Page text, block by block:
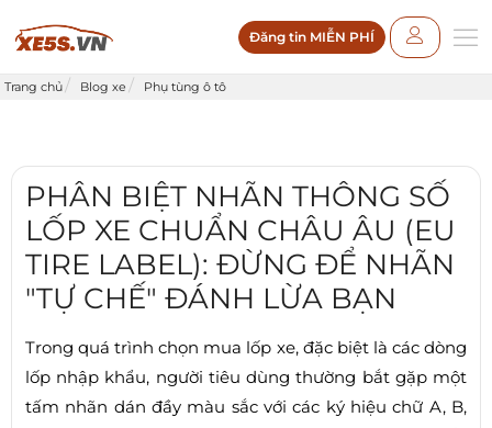
Đăng tin MIỄN PHÍ
Trang chủ Blog xe Phụ tùng ô tô
PHÂN BIỆT NHÃN THÔNG SỐ
LỐP XE CHUẨN CHÂU ÂU (EU
TIRE LABEL): ĐỪNG ĐỂ NHÃN
"TỰ CHẾ" ĐÁNH LỪA BẠN
Trong quá trình chọn mua lốp xe, đặc biệt là các dòng
lốp nhập khẩu, người tiêu dùng thường bắt gặp một
tấm nhãn dán đầy màu sắc với các ký hiệu chữ A, B,